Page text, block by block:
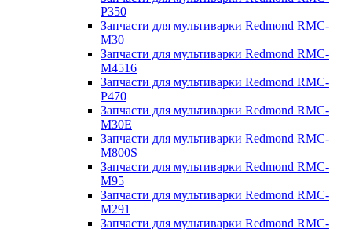
P350
Запчасти для мультиварки Redmond RMC-
M30
Запчасти для мультиварки Redmond RMC-
M4516
Запчасти для мультиварки Redmond RMC-
P470
Запчасти для мультиварки Redmond RMC-
M30E
Запчасти для мультиварки Redmond RMC-
M800S
Запчасти для мультиварки Redmond RMC-
M95
Запчасти для мультиварки Redmond RMC-
M291
Запчасти для мультиварки Redmond RMC-